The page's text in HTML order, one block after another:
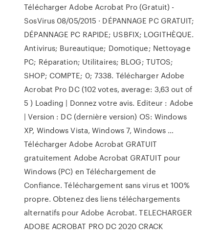
Télécharger Adobe Acrobat Pro (Gratuit) -
SosVirus 08/05/2015 · DÉPANNAGE PC GRATUIT;
DÉPANNAGE PC RAPIDE; USBFIX; LOGITHÈQUE.
Antivirus; Bureautique; Domotique; Nettoyage
PC; Réparation; Utilitaires; BLOG; TUTOS;
SHOP; COMPTE; 0; 7338. Télécharger Adobe
Acrobat Pro DC (102 votes, average: 3,63 out of
5 ) Loading | Donnez votre avis. Editeur : Adobe
| Version : DC (dernière version) OS: Windows
XP, Windows Vista, Windows 7, Windows …
Télécharger Adobe Acrobat GRATUIT
gratuitement Adobe Acrobat GRATUIT pour
Windows (PC) en Téléchargement de
Confiance. Téléchargement sans virus et 100%
propre. Obtenez des liens téléchargements
alternatifs pour Adobe Acrobat. TELECHARGER
ADOBE ACROBAT PRO DC 2020 CRACK